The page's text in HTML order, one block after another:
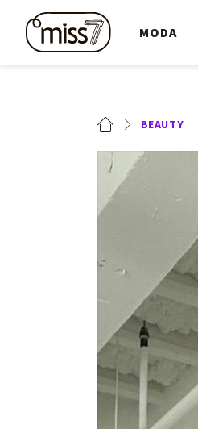
MODA
BEAUTY